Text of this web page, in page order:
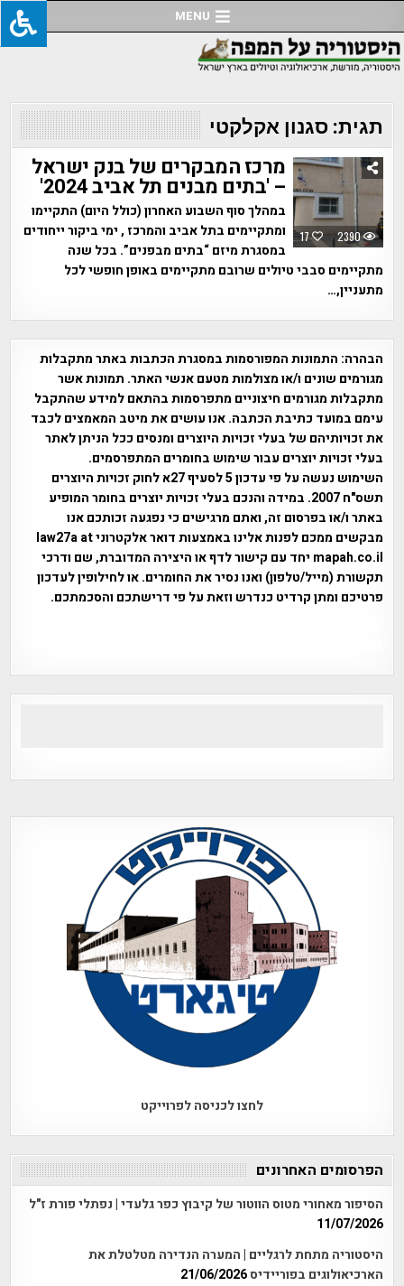
to
content
MENU
תגית:סגנון אקלקטי
17 2390
מרכז המבקרים של בנק ישראל
– 'בתים מבנים תל אביב 2024'
במהלך סוף השבוע האחרון (כולל היום) התקיימו
ומתקיימים בתל אביב והמרכז , ימי ביקור ייחודים
במסגרת מיזם “בתים מבפנים”. בכל שנה
מתקיימים סבבי טיולים שרובם מתקיימים באופן חופשי לכל
מתעניין,…
הבהרה: התמונות המפורסמות במסגרת הכתבות באתר מתקבלות
מגורמים שונים ו/או מצולמות מטעם אנשי האתר. תמונות אשר
מתקבלות מגורמים חיצוניים מתפרסמות בהתאם למידע שהתקבל
עימם במועד כתיבת הכתבה. אנו עושים את מיטב המאמצים לכבד
את זכויותיהם של בעלי זכויות היוצרים ומנסים ככל הניתן לאתר
בעלי זכויות יוצרים עבור שימוש בחומרים המתפרסמים.
השימוש נעשה על פי עדכון 5 לסעיף 27א לחוק זכויות היוצרים
תשס"ח 2007. במידה והנכם בעלי זכויות יוצרים בחומר המופיע
באתר ו/או בפרסום זה, ואתם מרגישים כי נפגעה זכותכם אנו
מבקשים ממכם לפנות אלינו באמצעות דואר אלקטרוני law27a at
mapah.co.il יחד עם קישור לדף או היצירה המדוברת, שם ודרכי
תקשורת (מייל/טלפון) ואנו נסיר את החומרים. או לחילופין לעדכון
פרטיכם ומתן קרדיט כנדרש וזאת על פי דרישתכם והסכמתכם.
לחצו לכניסה לפרוייקט
הפרסומים האחרונים
הסיפור מאחורי מטוס הווטור של קיבוץ כפר גלעדי | נפתלי פורת ז"ל
11/07/2026
היסטוריה מתחת לרגליים | המערה הנדירה מטלטלת את
הארכיאולוגים בפוריידיס21/06/2026